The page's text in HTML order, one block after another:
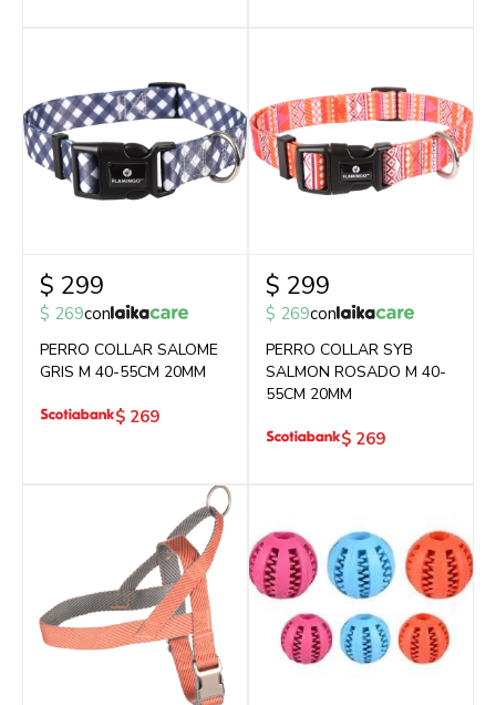
$ 299
$ 269con
PERRO COLLAR SALOME
GRIS M 40-55CM 20MM
$ 269
$ 299
$ 269con
PERRO COLLAR SYB
SALMON ROSADO M 40-
55CM 20MM
$ 269